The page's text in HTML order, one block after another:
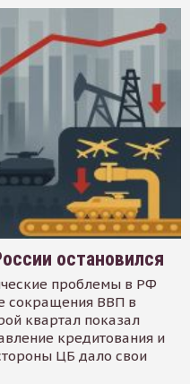
остановился
проблемы в РФ
сокращения ВВП в
квартал показал
кредитования и
ЦБ дало свои